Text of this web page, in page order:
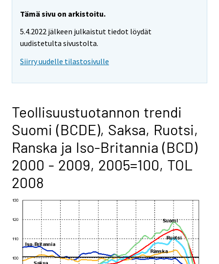
Tämä sivu on arkistoitu.
5.4.2022 jälkeen julkaistut tiedot löydät
uudistetulta sivustolta.
Siirry uudelle tilastosivulle
Teollisuustuotannon trendi
Suomi (BCDE), Saksa, Ruotsi,
Ranska ja Iso-Britannia (BCD)
2000 - 2009, 2005=100, TOL
2008